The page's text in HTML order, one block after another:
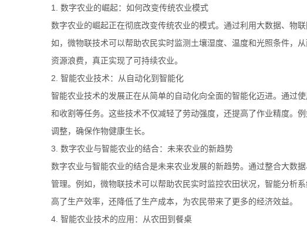
1. 数字农业的崛起：如何改变传统农业模式
数字农业的崛起正在彻底改变传统农业的模式。通过利用大数据、物
如，微物联技术可以帮助农民实时监测土壤湿度、温度和光照条件，
资源浪费，真正实现了可持续农业。
2. 智能农业技术：从自动化到智能化
智能农业技术的发展正在从简单的自动化向全面的智能化迈进。通过
和收割等任务。这些技术不仅减轻了劳动强度，还提高了作业精度。
调整，确保作物健康生长。
3. 数字农业与智能农业的结合：未来农业的新趋势
数字农业与智能农业的结合是未来农业发展的新趋势。通过整合大数
管理。例如，微物联技术可以帮助农民实时监控农田状况，智能分析
高了生产效率，还降低了生产成本，为农民带来了更多的经济效益。
4. 智能农业技术的应用：从农田到餐桌